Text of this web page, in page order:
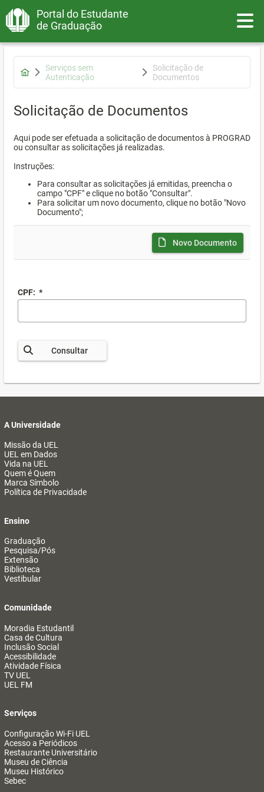
Portal do Estudante
de Graduação
Serviços sem
Autenticação
Solicitação de
Documentos
Solicitação de Documentos
Aqui pode ser efetuada a solicitação de documentos à PROGRAD
ou consultar as solicitações já realizadas.
Instruções:
Para consultar as solicitações já emitidas, preencha o
campo "CPF" e clique no botão "Consultar".
Para solicitar um novo documento, clique no botão "Novo
Documento";
Novo Documento
CPF: *
Consultar
A Universidade
Missão da UEL
UEL em Dados
Vida na UEL
Quem é Quem
Marca Símbolo
Política de Privacidade
Ensino
Graduação
Pesquisa/Pós
Extensão
Biblioteca
Vestibular
Comunidade
Moradia Estudantil
Casa de Cultura
Inclusão Social
Acessibilidade
Atividade Física
TV UEL
UEL FM
Serviços
Configuração Wi-Fi UEL
Acesso a Periódicos
Restaurante Universitário
Museu de Ciência
Museu Histórico
Sebec